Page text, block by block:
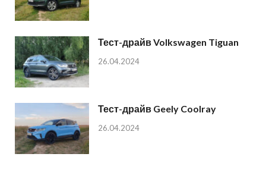
Тест-драйв Volkswagen Tiguan
26.04.2024
Тест-драйв Geely Coolray
26.04.2024